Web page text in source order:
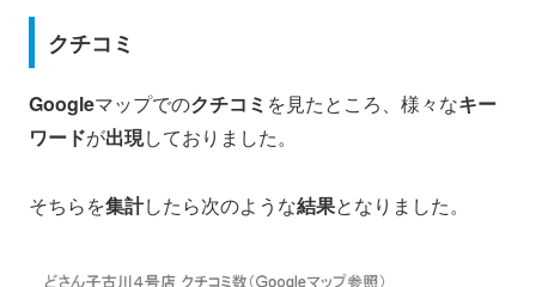
クチコミ
Googleマップでのクチコミ を見たところ、様々なキー
ワードが出現しておりました。
そちらを集計したら次のような結果となりました。